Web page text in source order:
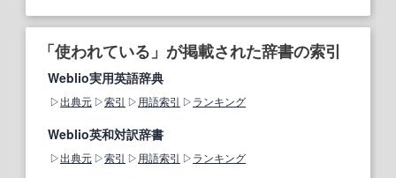
「使われている」が掲載された辞書の索引
Weblio実用英語辞典
出典元 索引 用語索引 ランキング
Weblio英和対訳辞書
出典元 索引 用語索引 ランキング